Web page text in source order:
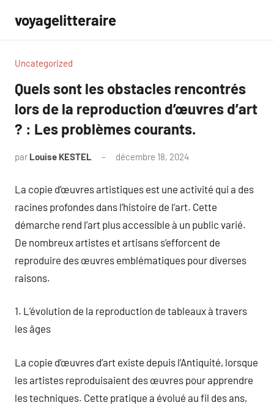
contenu
voyagelitteraire
Uncategorized
Quels sont les obstacles rencontrés
lors de la reproduction d’œuvres d’art
? : Les problèmes courants.
par Louise KESTEL décembre 18, 2024
La copie d’œuvres artistiques est une activité qui a des
racines profondes dans l’histoire de l’art. Cette
démarche rend l’art plus accessible à un public varié.
De nombreux artistes et artisans s’efforcent de
reproduire des œuvres emblématiques pour diverses
raisons.
1. L’évolution de la reproduction de tableaux à travers
les âges
La copie d’œuvres d’art existe depuis l’Antiquité, lorsque
les artistes reproduisaient des œuvres pour apprendre
les techniques. Cette pratique a évolué au fil des ans,